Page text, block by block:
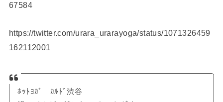
67584
https://twitter.com/urara_urarayoga/status/1071326459
162112001
ﾎｯﾄﾖｶﾞ ｶﾙﾄﾞ渋谷